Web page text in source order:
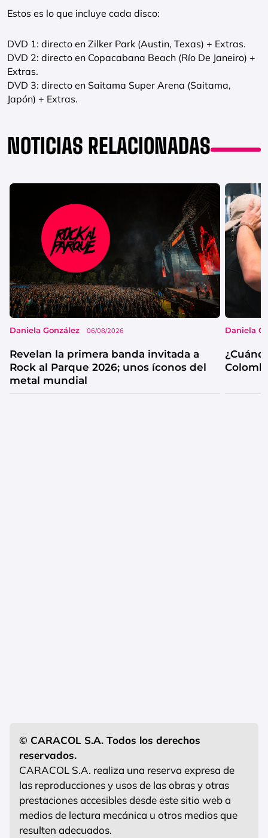
Estos es lo que incluye cada disco:
DVD 1: directo en Zilker Park (Austin, Texas) + Extras.
DVD 2: directo en Copacabana Beach (Río De Janeiro) +
Extras.
DVD 3: directo en Saitama Super Arena (Saitama,
Japón) + Extras.
NOTICIAS RELACIONADAS
Daniela González 06/08/2026
Revelan la primera banda invitada a
Rock al Parque 2026; unos íconos del
metal mundial
Daniela
© CARACOL S.A. Todos los derechos
reservados.
CARACOL S.A. realiza una reserva expresa de
las reproducciones y usos de las obras y otras
prestaciones accesibles desde este sitio web a
medios de lectura mecánica u otros medios que
resulten adecuados.